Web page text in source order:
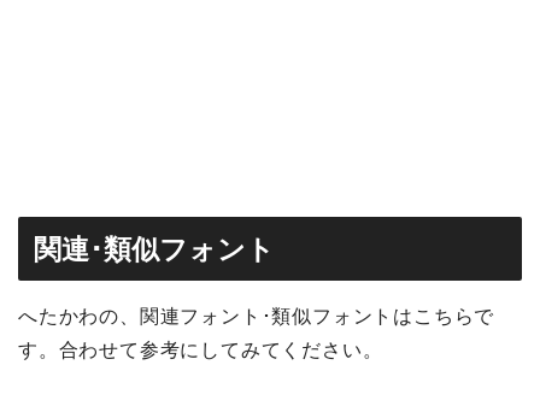
関連･類似フォント
へたかわの、関連フォント･類似フォントはこちらで
す。合わせて参考にしてみてください。